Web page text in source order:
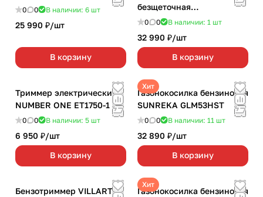
0 0 В наличии: 6 шт
25 990 ₽/шт
В корзину
безщеточная
GREENWORKS
БЕЗ АККУМ.И З/У
0 0 В наличии: 1 шт
32 990 ₽/шт
В корзину
Триммер электрический
NUMBER ONE ET1750-1
0 0 В наличии: 5 шт
6 950 ₽/шт
В корзину
Хит
Газонокосилка бензиновая
SUNREKA GLM53HST
0 0 В наличии: 11 шт
32 890 ₽/шт
В корзину
Бензотриммер VILLARTEC
Хит
Газонокосилка бензиновая